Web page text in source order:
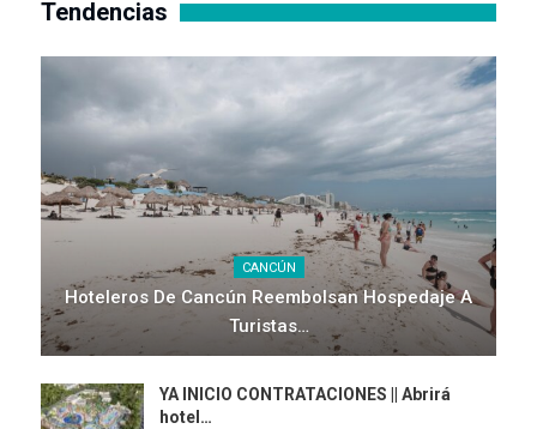
Tendencias
CANCÚN
Hoteleros De Cancún Reembolsan Hospedaje A
Turistas…
YA INICIO CONTRATACIONES || Abrirá
hotel…